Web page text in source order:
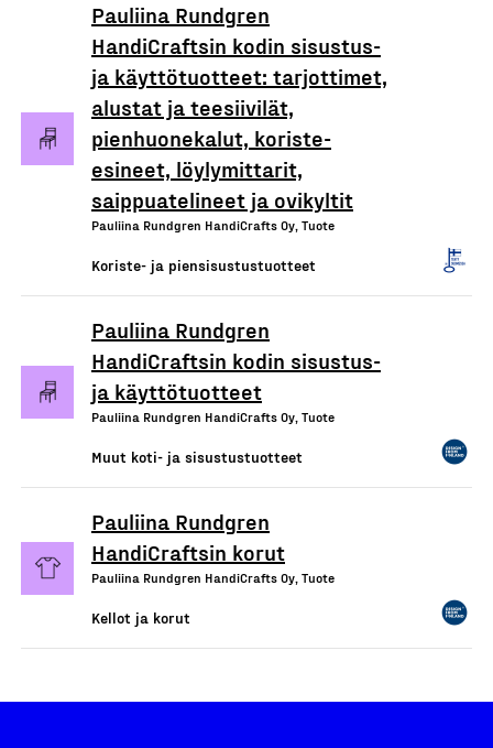
Pauliina Rundgren
HandiCraftsin kodin sisustus-
ja käyttötuotteet: tarjottimet,
alustat ja teesiivilät,
pienhuonekalut, koriste-
esineet, löylymittarit,
saippuatelineet ja ovikyltit
Pauliina Rundgren HandiCrafts Oy, Tuote
Koriste- ja piensisustustuotteet
Pauliina Rundgren
HandiCraftsin kodin sisustus-
ja käyttötuotteet
Pauliina Rundgren HandiCrafts Oy, Tuote
Muut koti- ja sisustustuotteet
Pauliina Rundgren
HandiCraftsin korut
Pauliina Rundgren HandiCrafts Oy, Tuote
Kellot ja korut